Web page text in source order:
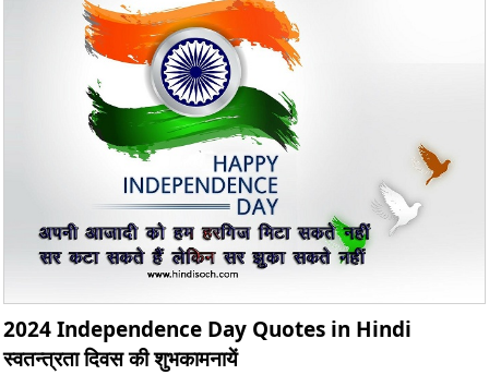
2024 Independence Day Quotes in Hindi
स्वतन्त्रता दिवस की शुभकामनायें